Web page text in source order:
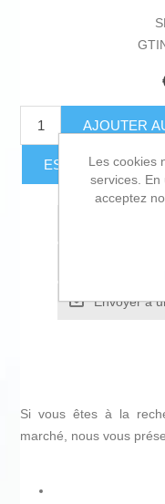
AJOUTER
ESTIMER LES
Ajouter à
Envoyer à
Si vous êtes à la
marché, nous vous
Les cookies
services. En
acceptez